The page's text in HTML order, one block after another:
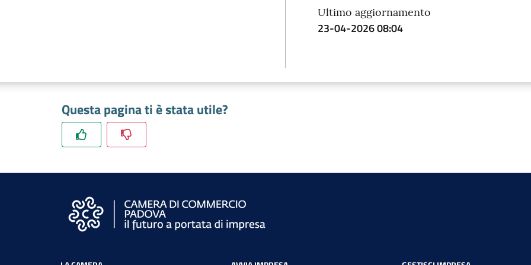
Ultimo aggiornamento
23-04-2026 08:04
Questa pagina ti è stata utile?